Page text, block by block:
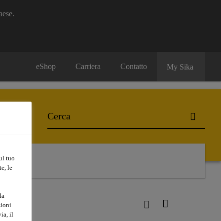
eShop Carriera Contatto My Sika
tuo
le
il